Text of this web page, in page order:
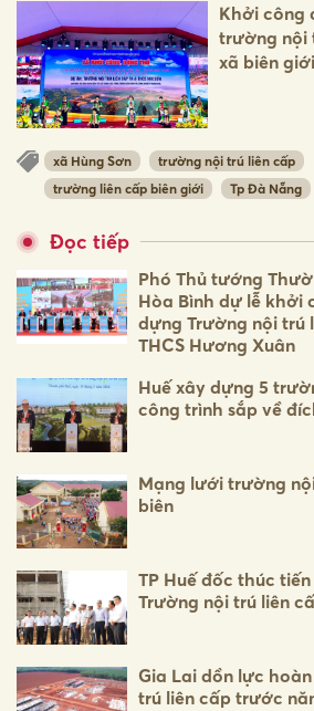
Khởi công
trường nội
xã biên
xã Hùng Sơn
trường nội trú liên cấp
trường liên cấp biên giới
Tp Đà Nẵng
Đọc tiếp
Phó Thủ tướng
Hòa Bình dự lễ khởi
dựng Trường nội trú
THCS Hương Xuân
Huế xây dựng 5
công trình sắp về
Mạng lưới trường
biên
TP Huế đốc thúc
Trường nội trú liên
Gia Lai dồn lực
trú liên cấp trước